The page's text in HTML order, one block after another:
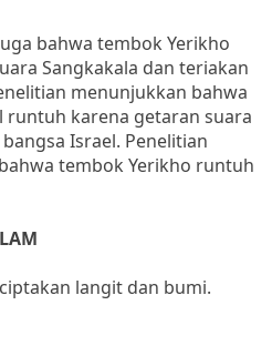
bahwa tembok Yerikho
Sangkakala dan teriakan
menunjukkan bahwa
karena getaran suara
Israel. Penelitian
tembok Yerikho runtuh
langit dan bumi.